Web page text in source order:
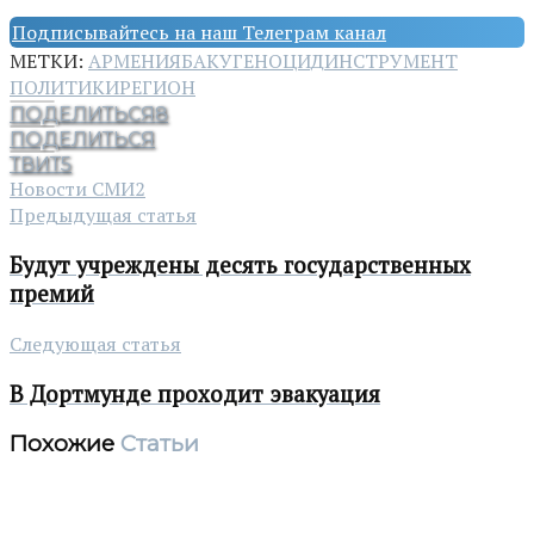
Подписывайтесь на наш Телеграм канал
МЕТКИ: АРМЕНИЯБАКУГЕНОЦИДИНСТРУМЕНТ
ПОЛИТИКИРЕГИОН
ПОДЕЛИТЬСЯ8
ПОДЕЛИТЬСЯ
ТВИТ5
Новости СМИ2
Предыдущая статья
Будут учреждены десять государственных
премий
Следующая статья
В Дортмунде проходит эвакуация
Похожие Статьи